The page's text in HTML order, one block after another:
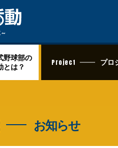
野球部の
とは？
Project プロ
お知らせ